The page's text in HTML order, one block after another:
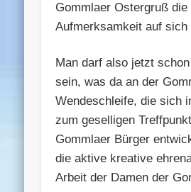
Gommlaer Ostergruß die
Aufmerksamkeit auf sich
Man darf also jetzt
sein, was da an der
Wendeschleife, die sich
zum geselligen
Gommlaer Bürger
die aktive kreative
Arbeit der Damen der